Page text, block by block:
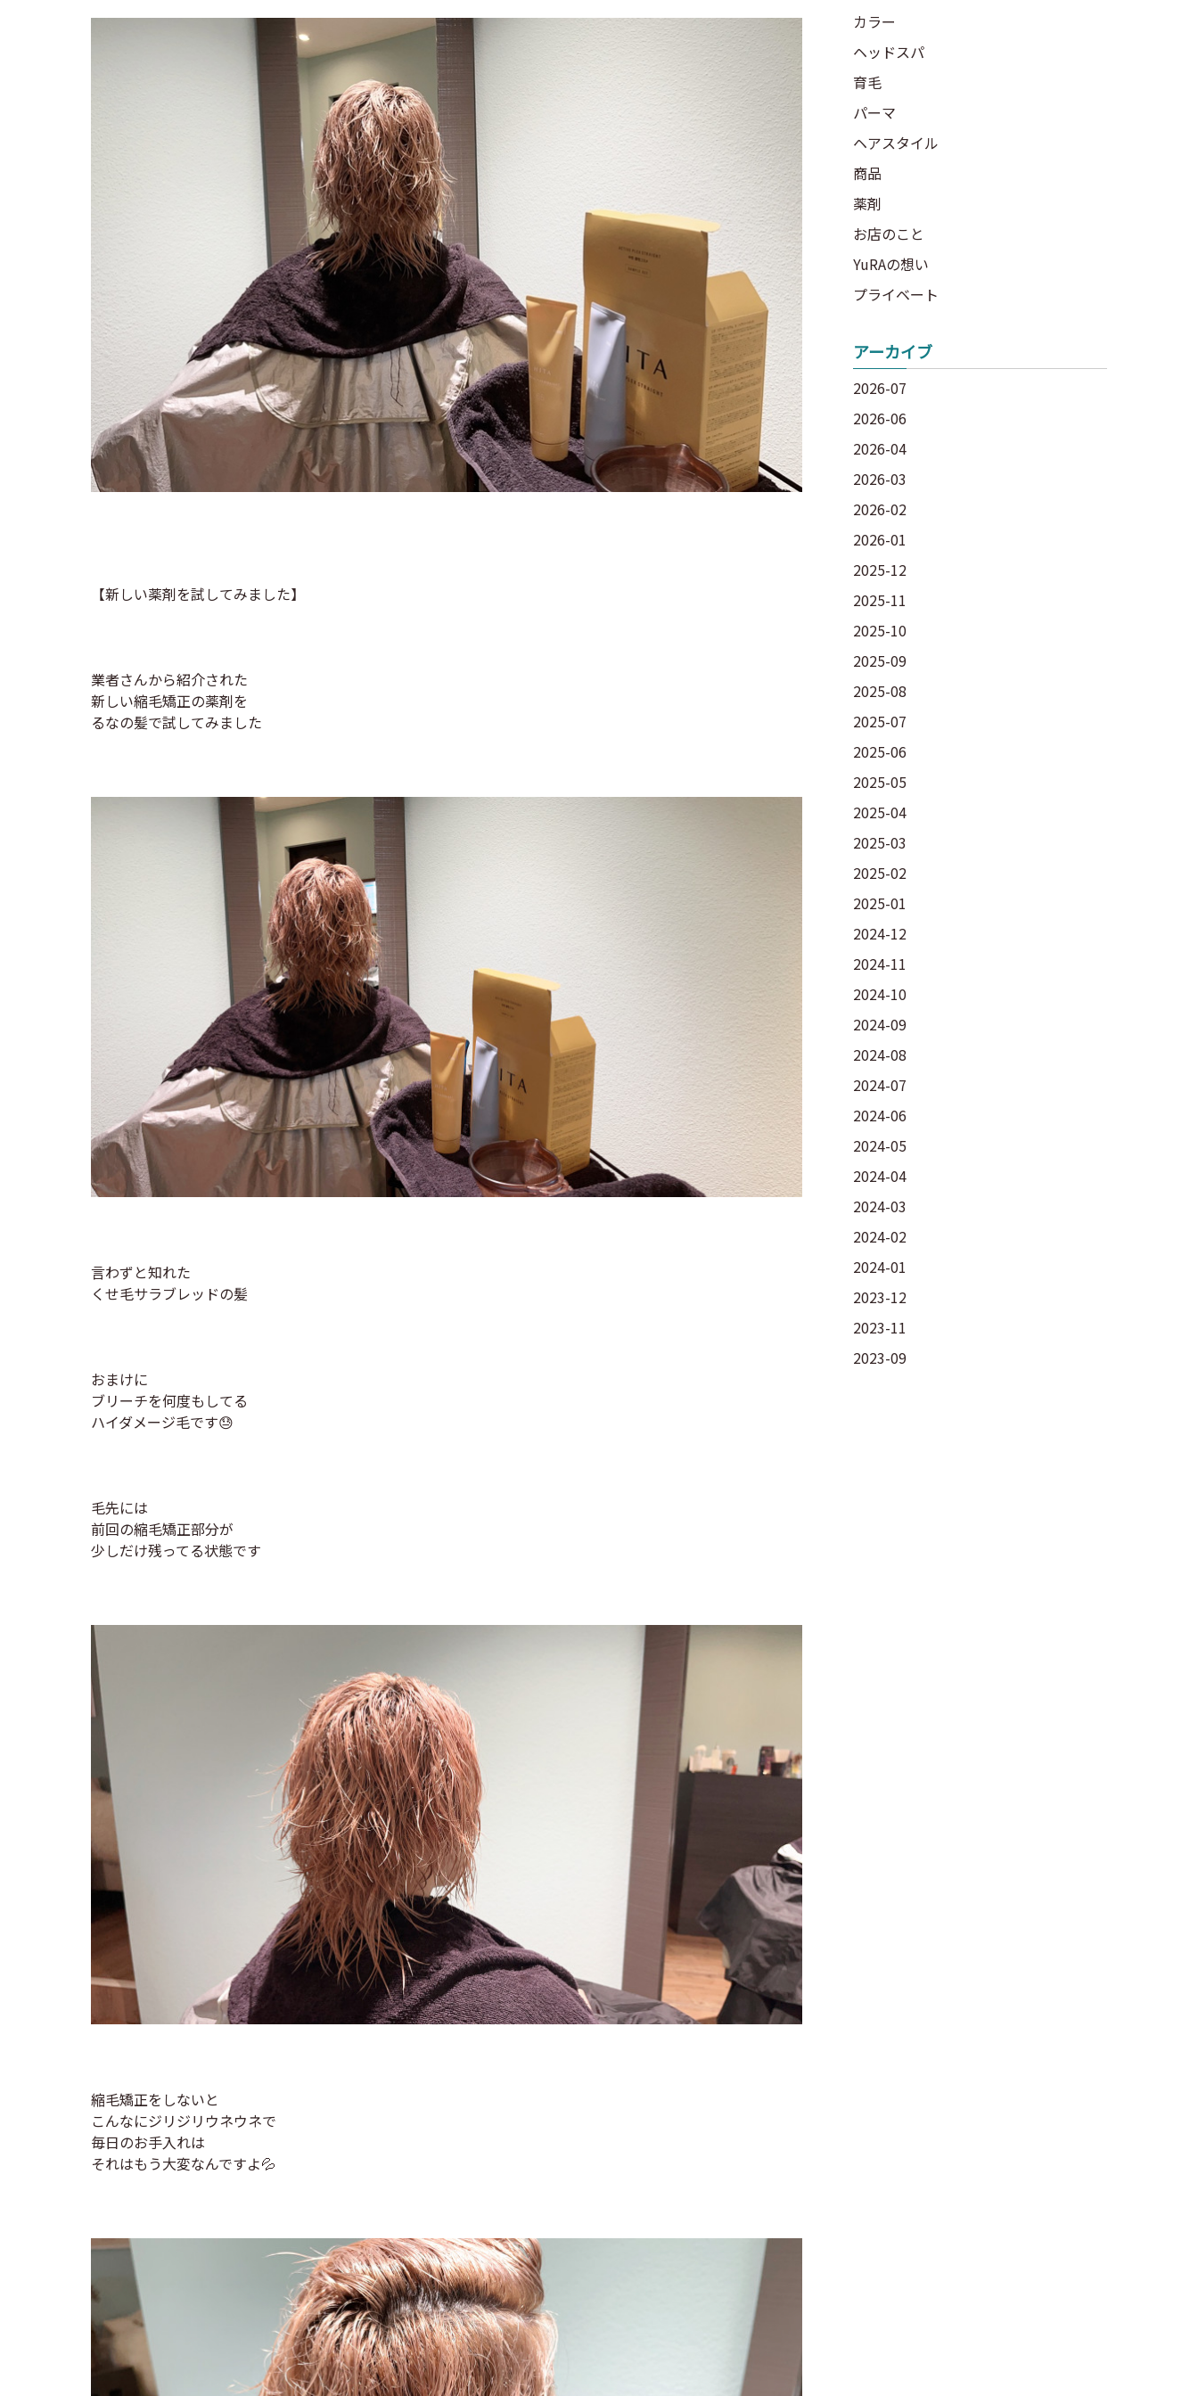
【新しい薬剤を試してみました】
業者さんから紹介された
新しい縮毛矯正の薬剤を
るなの髪で試してみました
言わずと知れた
くせ毛サラブレッドの髪
おまけに
ブリーチを何度もしてる
ハイダメージ毛です😓
毛先には
前回の縮毛矯正部分が
少しだけ残ってる状態です
縮毛矯正をしないと
こんなにジリジリウネウネで
毎日のお手入れは
それはもう大変なんですよ💦
カラー
ヘッドスパ
育毛
パーマ
ヘアスタイル
商品
薬剤
お店のこと
YuRAの想い
プライベート
アーカイブ
2026-07
2026-06
2026-04
2026-03
2026-02
2026-01
2025-12
2025-11
2025-10
2025-09
2025-08
2025-07
2025-06
2025-05
2025-04
2025-03
2025-02
2025-01
2024-12
2024-11
2024-10
2024-09
2024-08
2024-07
2024-06
2024-05
2024-04
2024-03
2024-02
2024-01
2023-12
2023-11
2023-09